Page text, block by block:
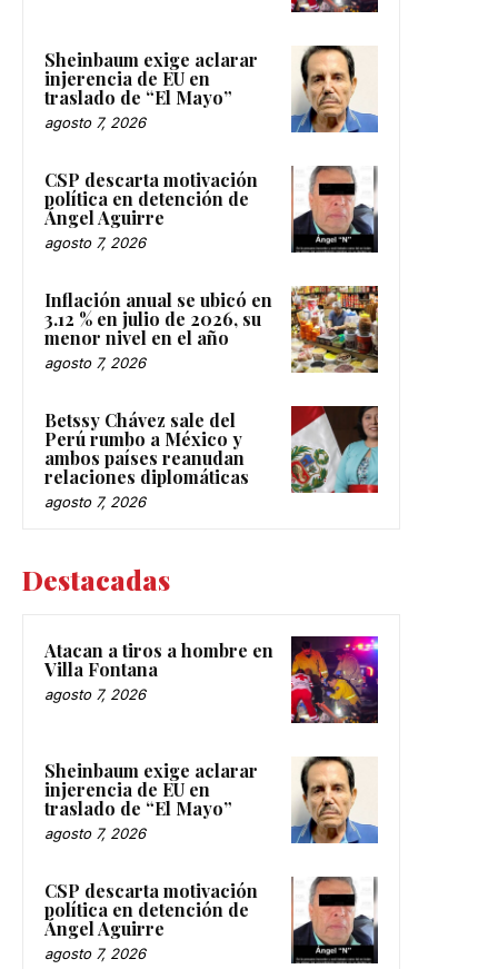
Sheinbaum exige aclarar
injerencia de EU en
traslado de “El Mayo”
agosto 7, 2026
CSP descarta motivación
política en detención de
Ángel Aguirre
agosto 7, 2026
Inflación anual se ubicó en
3.12 % en julio de 2026, su
menor nivel en el año
agosto 7, 2026
Betssy Chávez sale del
Perú rumbo a México y
ambos países reanudan
relaciones diplomáticas
agosto 7, 2026
Destacadas
Atacan a tiros a hombre en
Villa Fontana
agosto 7, 2026
Sheinbaum exige aclarar
injerencia de EU en
traslado de “El Mayo”
agosto 7, 2026
CSP descarta motivación
política en detención de
Ángel Aguirre
agosto 7, 2026